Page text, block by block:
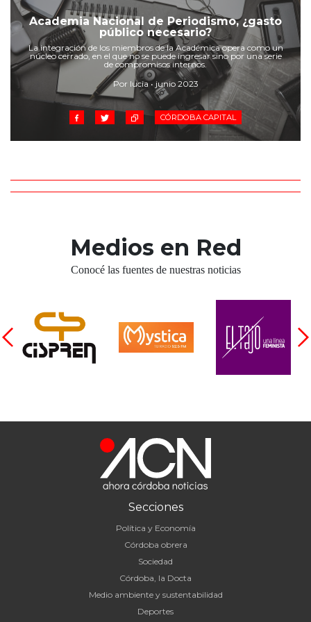
Cruz del Eje
Corredor de Ansenuza
La Carlota y zona
Laboulaye y sur
Bell Ville
Río Tercero
Despeñaderos
Academia Nacional de Periodismo, ¿gasto
público necesario?
La integración de los miembros de la Académica opera como un
núcleo cerrado, en el que no se puede ingresar sino por una serie
de compromisos internos.
Por lucia • junio 2023
CÓRDOBA CAPITAL
Medios en Red
Conocé las fuentes de nuestras noticias
Secciones
Política y Economía
Córdoba obrera
Sociedad
Córdoba, la Docta
Medio ambiente y sustentabilidad
Deportes